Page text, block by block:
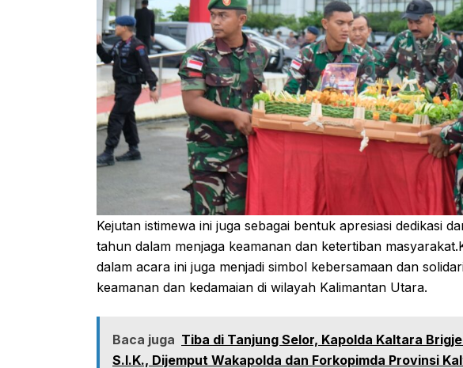
Kejutan istimewa ini juga sebagai bentuk apresiasi dedikasi
tahun dalam menjaga keamanan dan ketertiban
dalam acara ini juga menjadi simbol kebersamaan dan
keamanan dan kedamaian di wilayah Kalimantan Utara.
Baca juga Tiba di Tanjung Selor, Kapolda Kaltara
S.I.K., Dijemput Wakapolda dan Forkopimda Provinsi